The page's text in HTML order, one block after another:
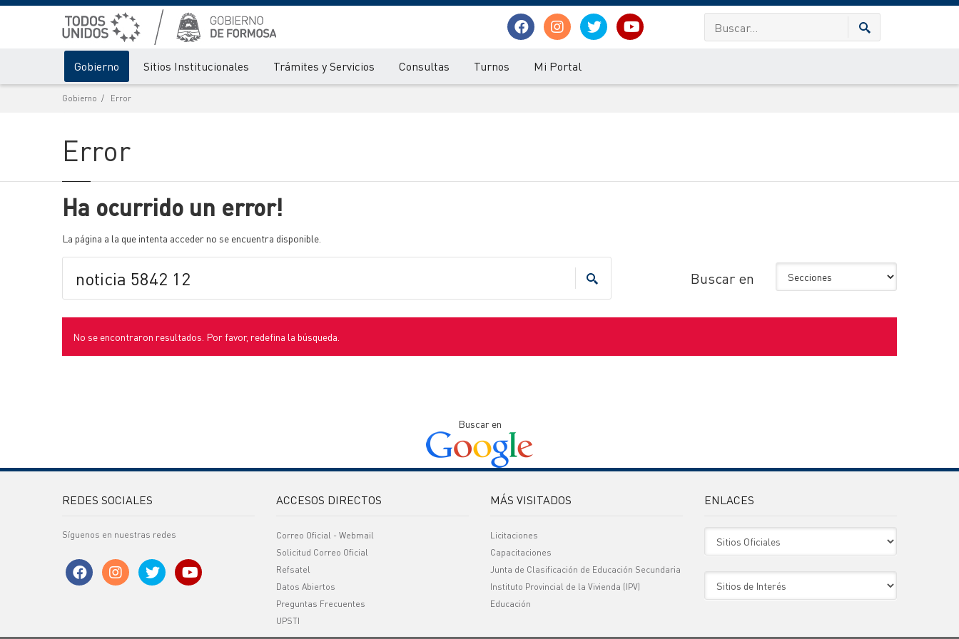
Gobierno Sitios Institucionales Trámites y Servicios Consultas Turnos Mi Portal
Gobierno Error
Error
Ha ocurrido un error!
La página a la que intenta acceder no se encuentra disponible.
Buscar en
No se encontraron resultados. Por favor, redefina la búsqueda.
Buscar en
REDES SOCIALES
Síguenos en nuestras redes
ACCESOS DIRECTOS
Correo Oficial - Webmail
Solicitud Correo Oficial
Refsatel
Datos Abiertos
Preguntas Frecuentes
UPSTI
MÁS VISITADOS
Licitaciones
Capacitaciones
Junta de Clasificación de Educación Secundaria
Instituto Provincial de la Vivienda (IPV)
Educación
ENLACES